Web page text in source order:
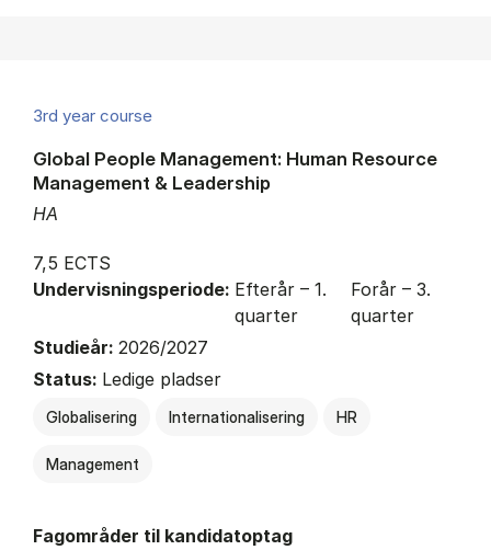
3rd year course
HA
Global People Management: Human Resource
Management & Leadership
7,5 ECTS
Undervisningsperiode: Efterår – 1.
quarter
Forår – 3.
quarter
Studieår: 2026/2027
Status: Ledige pladser
Globalisering Internationalisering HR
Management
Fagområder til kandidatoptag